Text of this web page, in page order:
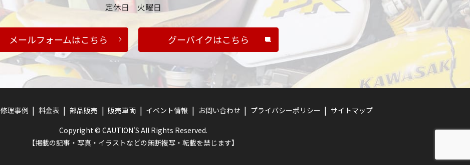
定休日 火曜日
メールフォームはこちら グーバイクはこちら
修理事例 料金表 部品販売 販売車両 イベント情報 お問い合わせ プライバシーポリシー
サイトマップ
Copyright © CAUTION'S All Rights Reserved.
【掲載の記事・写真・イラストなどの無断複写・転載を禁じます】